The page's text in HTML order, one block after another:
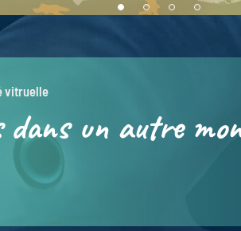
vitruelle
dans un autre